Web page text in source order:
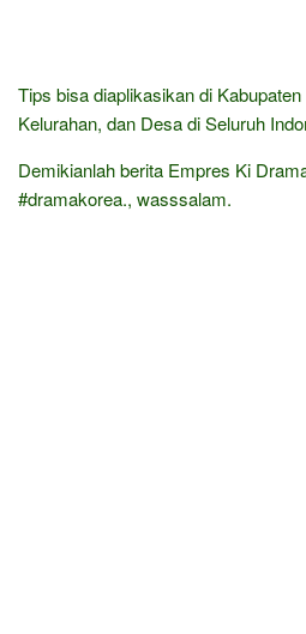
Tips bisa diaplikasikan di
Kelurahan, dan Desa di Seluruh
Demikianlah berita Empres Ki
#dramakorea., wasssalam.